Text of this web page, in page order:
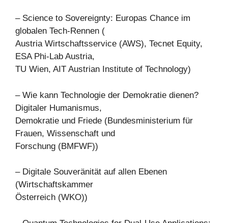
– Science to Sovereignty: Europas Chance im
globalen Tech-Rennen (
Austria Wirtschaftsservice (AWS), Tecnet Equity,
ESA Phi-Lab Austria,
TU Wien, AIT Austrian Institute of Technology)
– Wie kann Technologie der Demokratie dienen?
Digitaler Humanismus,
Demokratie und Friede (Bundesministerium für
Frauen, Wissenschaft und
Forschung (BMFWF))
– Digitale Souveränität auf allen Ebenen
(Wirtschaftskammer
Österreich (WKO))